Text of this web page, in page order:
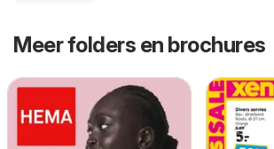
Meer folders en brochures